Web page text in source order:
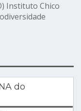
Instituto Chico
do